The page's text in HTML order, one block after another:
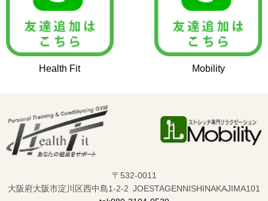
Health Fit Mobility
〒532-0011
大阪府大阪市淀川区西中島1-2-2 JOESTAGENNISHINAKAJIMA101